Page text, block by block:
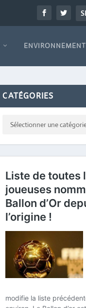
ENVIRONNEMENT
CATÉGORIES